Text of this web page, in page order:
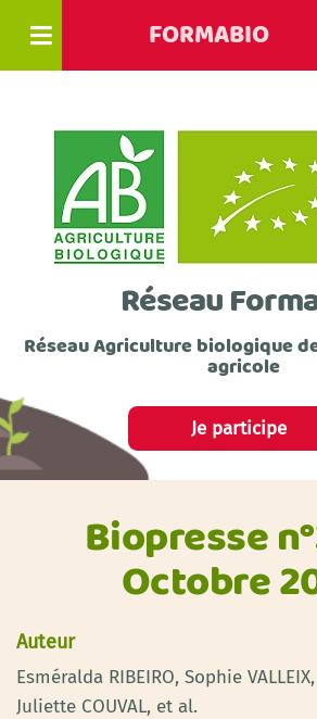
FORMABIO
Réseau
Réseau Agriculture biologique
agricole
Je participe
Biopresse
Octobre
Auteur
Esméralda RIBEIRO, Sophie
Juliette COUVAL, et al.